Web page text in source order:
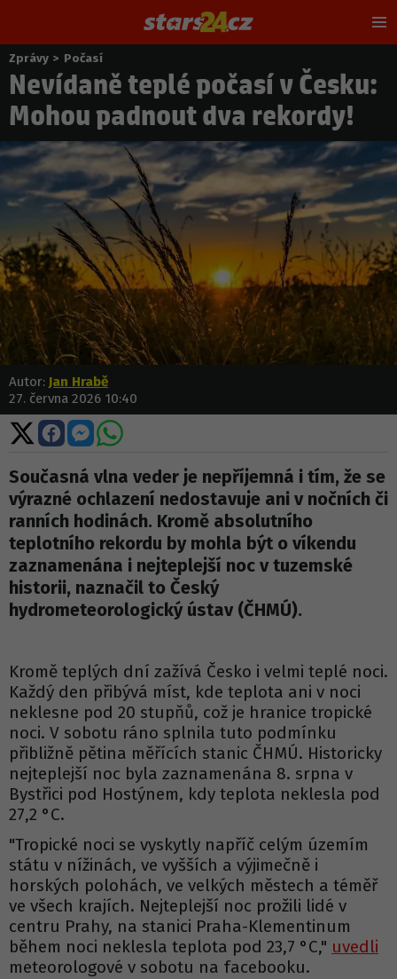
Nacházíte
se
zde:
Zprávy > Počasí
Nevídaně teplé počasí v Česku:
Mohou padnout dva rekordy!
Autor: Jan Hrabě
27. června 2026 10:40
Sdílet
na
X
Sdílet
na
Facebooku
Sdílet
na
Messengeru
Sdílet
WhatsApp
Současná vlna veder je nepříjemná i tím, že se
výrazné ochlazení nedostavuje ani v nočních či
ranních hodinách. Kromě absolutního
teplotního rekordu by mohla být o víkendu
zaznamenána i nejteplejší noc v tuzemské
historii, naznačil to Český
hydrometeorologický ústav (ČHMÚ).
Kromě teplých dní zažívá Česko i velmi teplé noci.
Každý den přibývá míst, kde teplota ani v noci
neklesne pod 20 stupňů, což je hranice tropické
noci. V sobotu ráno splnila tuto podmínku
přibližně pětina měřících stanic ČHMÚ. Historicky
nejteplejší noc byla zaznamenána 8. srpna v
Bystřici pod Hostýnem, kdy teplota neklesla pod
27,2 °C.
"Tropické noci se vyskytly napříč celým územím
státu v nížinách, ve vyšších a výjimečně i
horských polohách, ve velkých městech a téměř
ve všech krajích. Nejteplejší noc prožili lidé v
centru Prahy, na stanici Praha-Klementinum
během noci neklesla teplota pod 23,7 °C," uvedli
meteorologové v sobotu na facebooku.